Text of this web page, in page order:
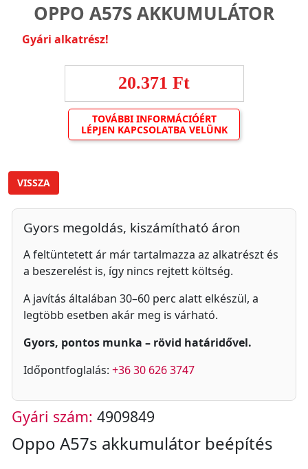
OPPO A57S AKKUMULÁTOR
Gyári alkatrész!
20.371 Ft
TOVÁBBI INFORMÁCIÓÉRT
LÉPJEN KAPCSOLATBA VELÜNK
VISSZA
Gyors megoldás, kiszámítható áron
A feltüntetett ár már tartalmazza az alkatrészt és
a beszerelést is, így nincs rejtett költség.
A javítás általában 30–60 perc alatt elkészül, a
legtöbb esetben akár meg is várható.
Gyors, pontos munka – rövid határidővel.
Időpontfoglalás: +36 30 626 3747
Gyári szám: 4909849
Oppo A57s akkumulátor beépítés